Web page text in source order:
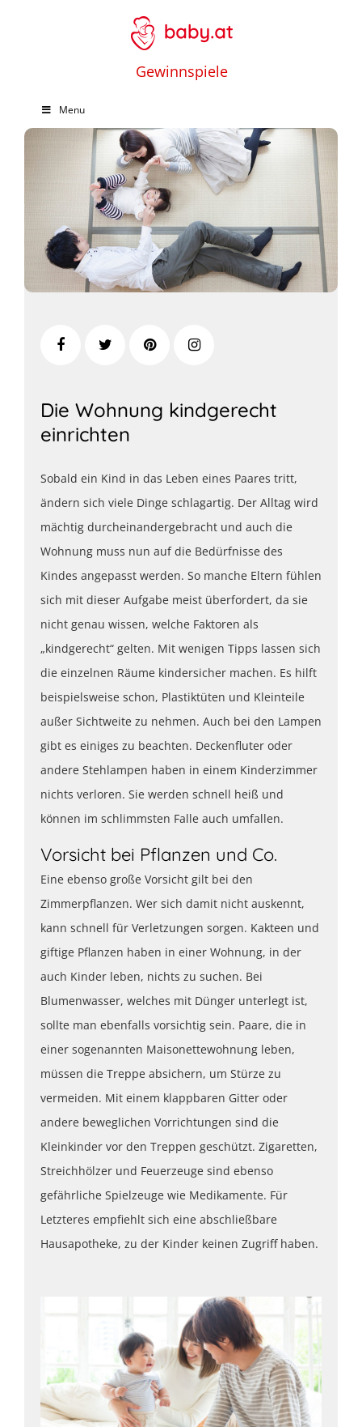
Gewinnspiele
Menu
Die Wohnung kindgerecht
einrichten
Sobald ein Kind in das Leben eines Paares tritt,
ändern sich viele Dinge schlagartig. Der Alltag wird
mächtig durcheinandergebracht und auch die
Wohnung muss nun auf die Bedürfnisse des
Kindes angepasst werden. So manche Eltern fühlen
sich mit dieser Aufgabe meist überfordert, da sie
nicht genau wissen, welche Faktoren als
„kindgerecht“ gelten. Mit wenigen Tipps lassen sich
die einzelnen Räume kindersicher machen. Es hilft
beispielsweise schon, Plastiktüten und Kleinteile
außer Sichtweite zu nehmen. Auch bei den Lampen
gibt es einiges zu beachten. Deckenfluter oder
andere Stehlampen haben in einem Kinderzimmer
nichts verloren. Sie werden schnell heiß und
können im schlimmsten Falle auch umfallen.
Vorsicht bei Pflanzen und Co.
Eine ebenso große Vorsicht gilt bei den
Zimmerpflanzen. Wer sich damit nicht auskennt,
kann schnell für Verletzungen sorgen. Kakteen und
giftige Pflanzen haben in einer Wohnung, in der
auch Kinder leben, nichts zu suchen. Bei
Blumenwasser, welches mit Dünger unterlegt ist,
sollte man ebenfalls vorsichtig sein. Paare, die in
einer sogenannten Maisonettewohnung leben,
müssen die Treppe absichern, um Stürze zu
vermeiden. Mit einem klappbaren Gitter oder
andere beweglichen Vorrichtungen sind die
Kleinkinder vor den Treppen geschützt. Zigaretten,
Streichhölzer und Feuerzeuge sind ebenso
gefährliche Spielzeuge wie Medikamente. Für
Letzteres empfiehlt sich eine abschließbare
Hausapotheke, zu der Kinder keinen Zugriff haben.